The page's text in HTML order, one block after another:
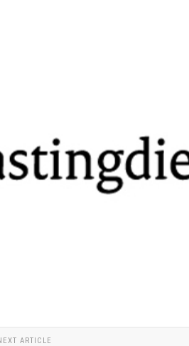
ARTICLE